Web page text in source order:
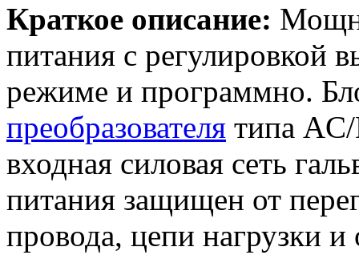
Краткое описание:
питания с регулировкой
режиме и программно.
преобразователя типа
входная силовая сеть
питания защищен от
провода, цепи нагрузки и